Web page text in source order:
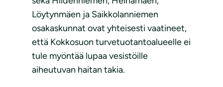
Löytynmäen ja Saikkolanniemen
osakaskunnat ovat yhteisesti vaatineet,
että Kokkosuon turvetuotantoalueelle ei
tule myöntää lupaa vesistöille
aiheutuvan haitan takia.